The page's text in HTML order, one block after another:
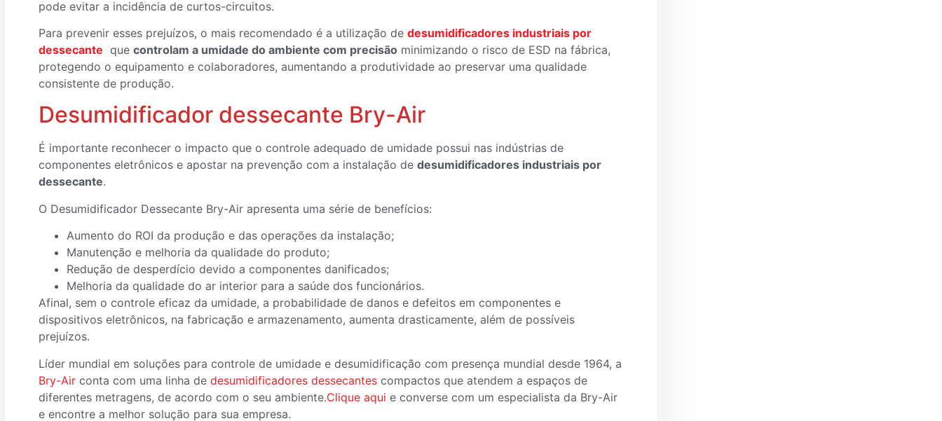
pode evitar a incidência de curtos-circuitos.
Para prevenir esses prejuízos, o mais recomendado é a utilização de desumidificadores industriais por
dessecante que controlam a umidade do ambiente com precisão minimizando o risco de ESD na fábrica,
protegendo o equipamento e colaboradores, aumentando a produtividade ao preservar uma qualidade
consistente de produção.
Desumidificador dessecante Bry-Air
É importante reconhecer o impacto que o controle adequado de umidade possui nas indústrias de
componentes eletrônicos e apostar na prevenção com a instalação de desumidificadores industriais por
dessecante.
O Desumidificador Dessecante Bry-Air apresenta uma série de benefícios:
Aumento do ROI da produção e das operações da instalação;
Manutenção e melhoria da qualidade do produto;
Redução de desperdício devido a componentes danificados;
Melhoria da qualidade do ar interior para a saúde dos funcionários.
Afinal, sem o controle eficaz da umidade, a probabilidade de danos e defeitos em componentes e
dispositivos eletrônicos, na fabricação e armazenamento, aumenta drasticamente, além de possíveis
prejuízos.
Líder mundial em soluções para controle de umidade e desumidificação com presença mundial desde 1964, a
Bry-Air conta com uma linha de desumidificadores dessecantes compactos que atendem a espaços de
diferentes metragens, de acordo com o seu ambiente.Clique aqui e converse com um especialista da Bry-Air
e encontre a melhor solução para sua empresa.